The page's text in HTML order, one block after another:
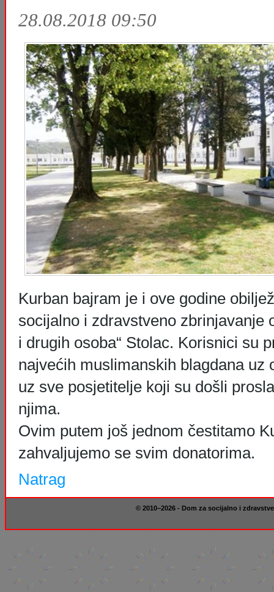
28.08.2018 09:50
Kurban bajram je i ove godine
socijalno i zdravstveno zbrinjavanje
i drugih osoba“ Stolac. Korisnici su
najvećih muslimanskih blagdana uz
uz sve posjetitelje koji su došli
njima.
Ovim putem još jednom čestitamo
zahvaljujemo se svim donatorima.
Natrag
© 2010–2026 - Dom za socijalno i